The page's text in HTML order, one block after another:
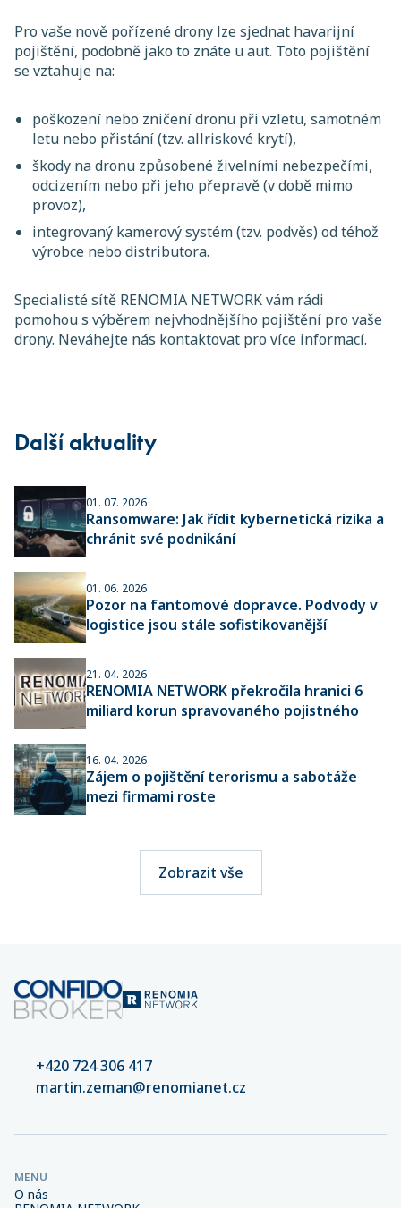
Pro vaše nově pořízené drony lze sjednat havarijní
pojištění, podobně jako to znáte u aut. Toto pojištění
se vztahuje na:
poškození nebo zničení dronu při vzletu, samotném
letu nebo přistání (tzv. allriskové krytí),
škody na dronu způsobené živelními nebezpečími,
odcizením nebo při jeho přepravě (v době mimo
provoz),
integrovaný kamerový systém (tzv. podvěs) od téhož
výrobce nebo distributora.
Specialisté sítě RENOMIA NETWORK vám rádi
pomohou s výběrem nejvhodnějšího pojištění pro vaše
drony. Neváhejte nás kontaktovat pro více informací.
Další aktuality
01. 07. 2026
Ransomware: Jak řídit kybernetická rizika a
chránit své podnikání
01. 06. 2026
Pozor na fantomové dopravce. Podvody v
logistice jsou stále sofistikovanější
21. 04. 2026
RENOMIA NETWORK překročila hranici 6
miliard korun spravovaného pojistného
16. 04. 2026
Zájem o pojištění terorismu a sabotáže
mezi firmami roste
Zobrazit vše
+420 724 306 417
martin.zeman@renomianet.cz
MENU
O nás